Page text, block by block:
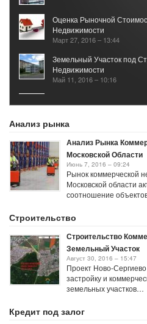
Оценка Рыночной
Недвижимости
Март 27, 2016 – 13:44
Земельный Участок под
Недвижимости
Май 11, 2016 – 10:16
Январь 25, 2021 – 05:40
Анализ рынка
Анализ Рынка
Московской Области
Июнь 7, 2016 – 09:24
Рынок коммерческой
Московской области
соотношение
Строительство
Строительство
Земельный Участок
Август 30, 2016 – 15:47
Проект Ново-
застройку и
земельных участков…
Кредит под залог